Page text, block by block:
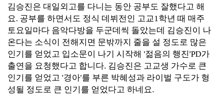
김승진은 대일외고를 다니는 동안 공부도 잘했다고 해
요. 공부를 하면서도 정식 데뷔전인 고교1학년 때 매주
토요일마다 음악다방을 두군데씩 돌았는데 김승진이 나
온다는 소식이 전해지면 문밖까지 줄을 설 정도로 많은
인기를 얻었고 입소문이 나기 시작해 '젊음의 행진'PD가
출연을 요청했다고 합니다. 김승진은 고교생 가수로 큰
인기를 얻었고 '경아'를 부른 박혜성과 라이벌 구도가 형
성될 정도로 큰 인기를 얻었다고 하네요.